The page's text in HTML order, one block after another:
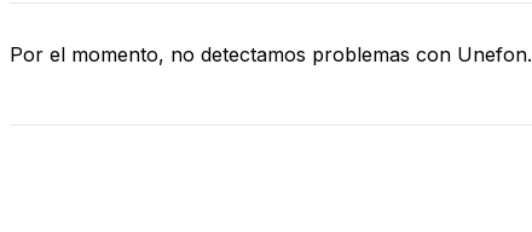
Por el momento, no detectamos problemas con Unefon.